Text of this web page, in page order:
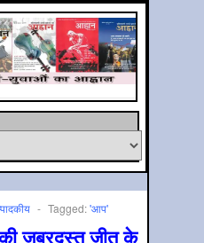
- Tagged:'आप'
की ज़बरदस्त जीत के